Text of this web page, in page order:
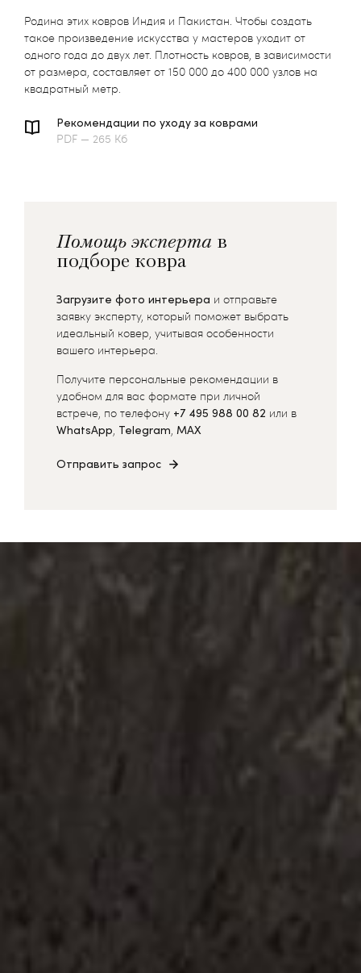
Родина этих ковров Индия и Пакистан. Чтобы создать
такое произведение искусства у мастеров уходит от
одного года до двух лет. Плотность ковров, в зависимости
от размера, составляет от 150 000 до 400 000 узлов на
квадратный метр.
Рекомендации по уходу за коврами
PDF — 265 Кб
Помощь эксперта в
подборе ковра
Загрузите фото интерьера и отправьте
заявку эксперту, который поможет выбрать
идеальный ковер, учитывая особенности
вашего интерьера.
Получите персональные рекомендации в
удобном для вас формате при личной
встрече, по телефону +7 495 988 00 82 или в
WhatsApp, Telegram, MAX
Отправить запрос